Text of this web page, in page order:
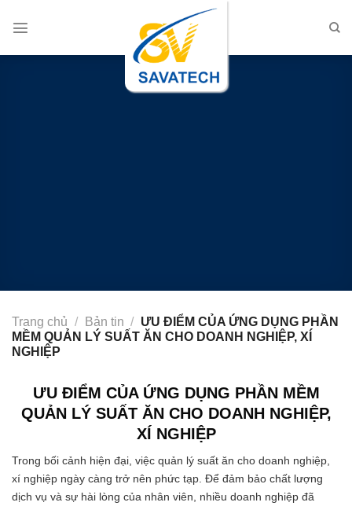
đến
Trang chủ / Bản tin / ƯU ĐIỂM CỦA ỨNG DỤNG PHẦN
MỀM QUẢN LÝ SUẤT ĂN CHO DOANH NGHIỆP, XÍ
NGHIỆP
ƯU ĐIỂM CỦA ỨNG DỤNG PHẦN MỀM
QUẢN LÝ SUẤT ĂN CHO DOANH NGHIỆP,
XÍ NGHIỆP
Trong bối cảnh hiện đại, việc quản lý suất ăn cho doanh nghiệp,
xí nghiệp ngày càng trở nên phức tạp. Để đảm bảo chất lượng
dịch vụ và sự hài lòng của nhân viên, nhiều doanh nghiệp đã